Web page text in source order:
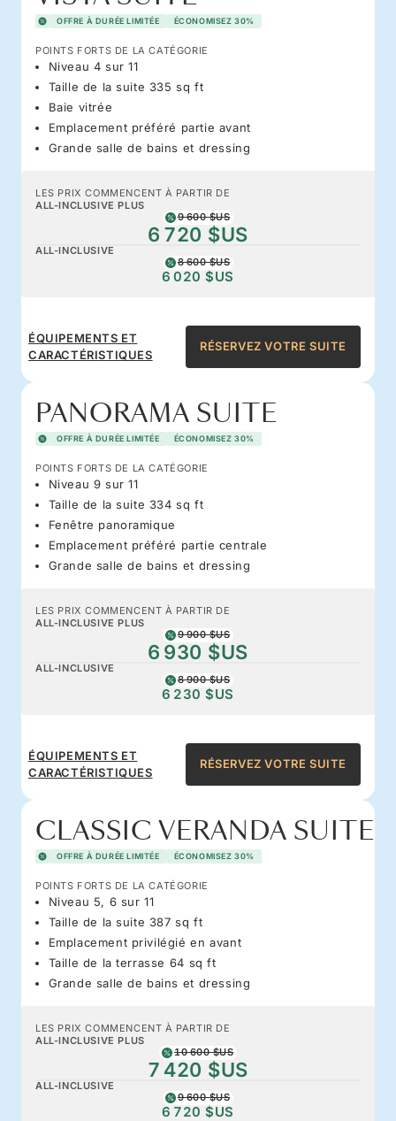
OFFRE À DURÉE LIMITÉE ÉCONOMISEZ 30%
POINTS FORTS DE LA CATÉGORIE
Niveau 4 sur 11
Taille de la suite 335 sq ft
Baie vitrée
Emplacement préféré partie avant
Grande salle de bains et dressing
LES PRIX COMMENCENT À PARTIR DE
ALL-INCLUSIVE PLUS
9 600 $US
6 720 $US
ALL-INCLUSIVE
8 600 $US
6 020 $US
ÉQUIPEMENTS ET
CARACTÉRISTIQUES
RÉSERVEZ VOTRE SUITE
PANORAMA SUITE
OFFRE À DURÉE LIMITÉE ÉCONOMISEZ 30%
POINTS FORTS DE LA CATÉGORIE
Niveau 9 sur 11
Taille de la suite 334 sq ft
Fenêtre panoramique
Emplacement préféré partie centrale
Grande salle de bains et dressing
LES PRIX COMMENCENT À PARTIR DE
ALL-INCLUSIVE PLUS
9 900 $US
6 930 $US
ALL-INCLUSIVE
8 900 $US
6 230 $US
ÉQUIPEMENTS ET
CARACTÉRISTIQUES
RÉSERVEZ VOTRE SUITE
CLASSIC VERANDA SUITE
OFFRE À DURÉE LIMITÉE ÉCONOMISEZ 30%
POINTS FORTS DE LA CATÉGORIE
Niveau 5, 6 sur 11
Taille de la suite 387 sq ft
Emplacement privilégié en avant
Taille de la terrasse 64 sq ft
Grande salle de bains et dressing
LES PRIX COMMENCENT À PARTIR DE
ALL-INCLUSIVE PLUS
10 600 $US
7 420 $US
ALL-INCLUSIVE
9 600 $US
6 720 $US